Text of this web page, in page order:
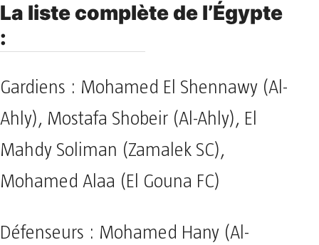
La liste complète de l’Égypte
:
Gardiens : Mohamed El Shennawy (Al-
Ahly), Mostafa Shobeir (Al-Ahly), El
Mahdy Soliman (Zamalek SC),
Mohamed Alaa (El Gouna FC)
Défenseurs : Mohamed Hany (Al-